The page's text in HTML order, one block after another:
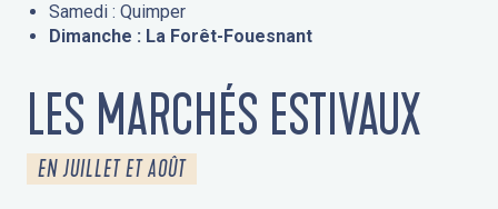
Samedi : Quimper
Dimanche : La Forêt-Fouesnant
LES MARCHÉS ESTIVAUX
EN JUILLET ET AOÛT